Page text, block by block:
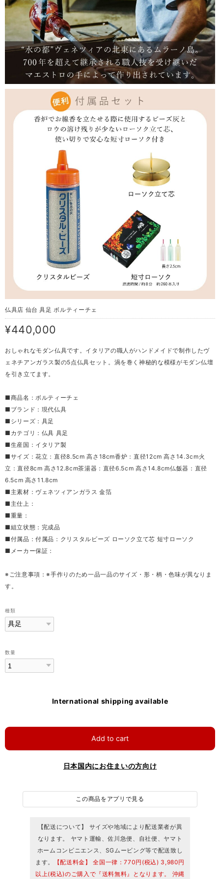
仏具店 仙台 具足 ボルティーチェ
¥440,000
おしゃれなモダン仏具です。イタリアの職人がハンドメイドで制作したヴ
ェネチアンガラス製の5点仏具セット。渦を巻く神秘的な模様がモダン仏壇
を引き立てます。
■商品名：ボルティーチェ
■ブランド：現代仏具
■シリーズ：具足
■カテゴリ：仏具 具足
■生産国：イタリア製
■サイズ：花立：直径8.5cm 高さ18cm香炉：直径12cm 高さ14.3cm火
立：直径8cm 高さ12.8cm茶湯器：直径6.5cm 高さ14.8cm仏飯器：直径
6.5cm 高さ11.8cm
■主素材：ヴェネツィアンガラス 金箔
■主仕上：
■重量：
■組立状態：完成品
■付属品：付属品：クリスタルビーズ ローソク立て芯 短寸ローソク
■メーカー保証：
※ご注意事項：※手作りのため一品一品のサイズ・形・柄・色味が異なりま
す。
種類
数量
International shipping available
Add to cart
日本国内にお住まいの方向け
この商品をアプリで見る
【配送について】 サイズや地域により配送業者が異
なります。 ヤマト運輸、佐川急便、自社便、ヤマト
ホームコンビニエンス、SGムービング等で配送致し
ます。
【配送料金】 全国一律：770円(税込) 3,980円
以上(税込)のご購入で『送料無料』となります。 沖縄